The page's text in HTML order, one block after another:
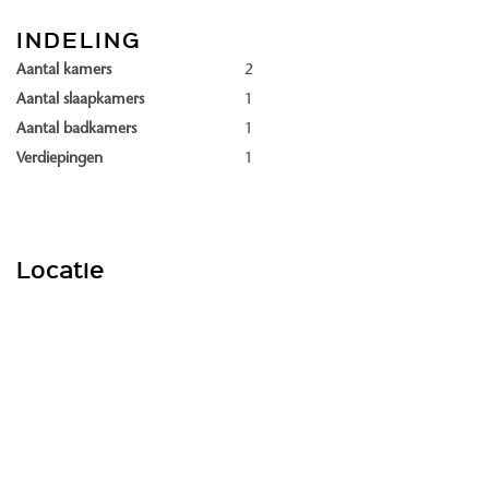
Ligging en omgeving
Dankzij de ligging op Landgoed Oostduin-Arendsdorp woon je te
midden van landgoederen en bossen, op korte afstand van strand
De omgeving is groen en parkachtig en vormt een rustige
Binnen Ypsilon Park worden de volgende woningtypes aangeboden:
INDELING
Aantal kamers
2
Aantal slaapkamers
1
Aantal badkamers
1
Verdiepingen
1
Locatie